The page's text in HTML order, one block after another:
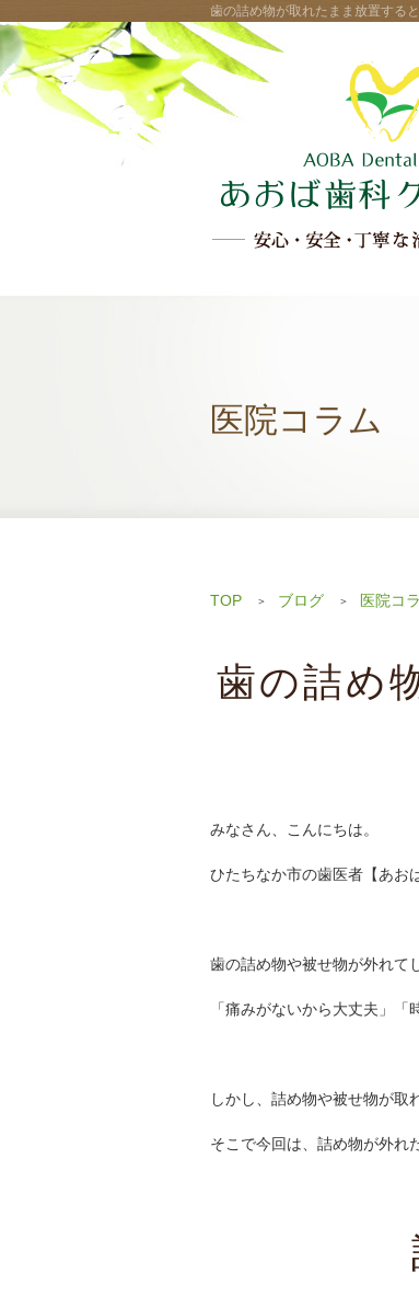
歯の詰め物が取れたまま放置する
医院コラム
TOP ブログ 医院コ
歯の詰め
みなさん、こんにちは。
ひたちなか市の歯医者【あお
歯の詰め物や被せ物が外れて
「痛みがないから大丈夫」
しかし、詰め物や被せ物が取
そこで今回は、詰め物が外れ